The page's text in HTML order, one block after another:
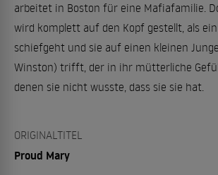
arbeitet in Boston für eine Mafiafamilie.
wird komplett auf den Kopf gestellt, als
schiefgeht und sie auf einen kleinen
Winston) trifft, der in ihr mütterliche
denen sie nicht wusste, dass sie sie hat.
ORIGINALTITEL
Proud Mary